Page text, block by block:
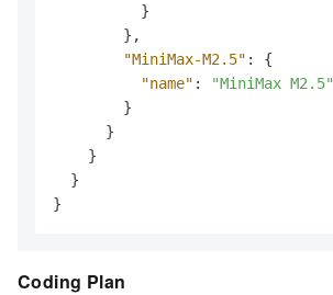
}
} ,
"MiniMax-M2.5" :
{
"name" :
"MiniMax M2.5"
}
}
}
}
}
Coding Plan